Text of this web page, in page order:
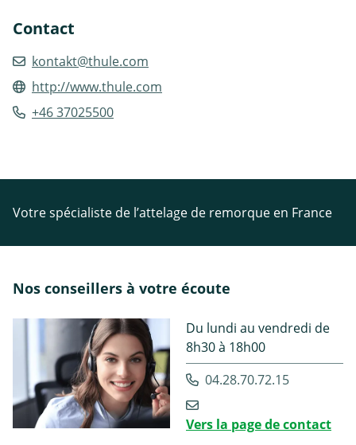
Contact
kontakt@thule.com
http://www.thule.com
+46 37025500
Votre spécialiste de l’attelage de remorque en France
Nos conseillers à votre écoute
Du lundi au vendredi de
8h30 à 18h00
04.28.70.72.15
Vers la page de contact